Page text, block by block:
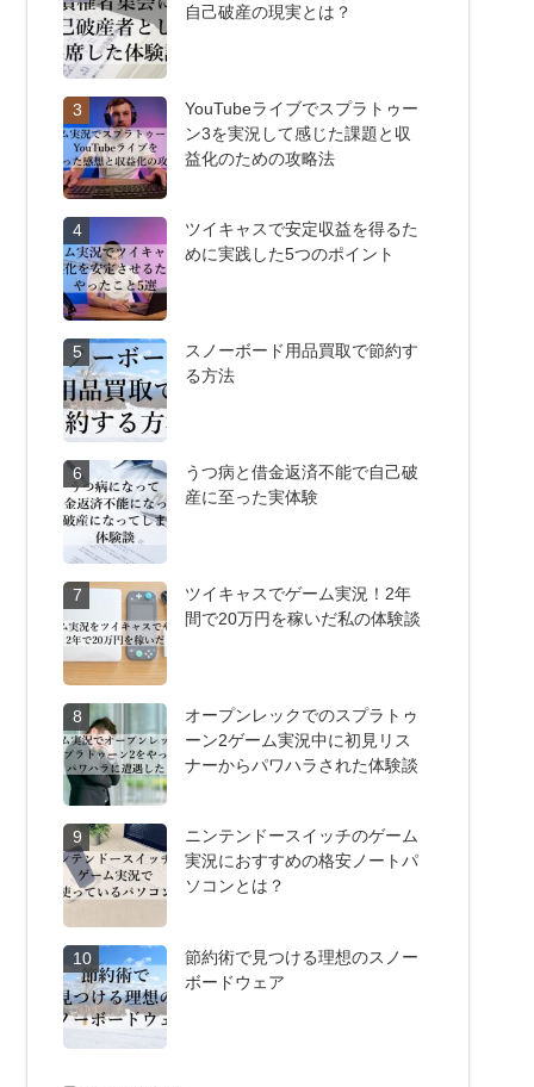
自己破産の現実とは？
3
YouTubeライブでスプラトゥー
ン3を実況して感じた課題と収
益化のための攻略法
4
ツイキャスで安定収益を得るた
めに実践した5つのポイント
5
スノーボード用品買取で節約す
る方法
6
うつ病と借金返済不能で自己破
産に至った実体験
7
ツイキャスでゲーム実況！2年
間で20万円を稼いだ私の体験談
8
オープンレックでのスプラトゥ
ーン2ゲーム実況中に初見リス
ナーからパワハラされた体験談
9
ニンテンドースイッチのゲーム
実況におすすめの格安ノートパ
ソコンとは？
10
節約術で見つける理想のスノー
ボードウェア